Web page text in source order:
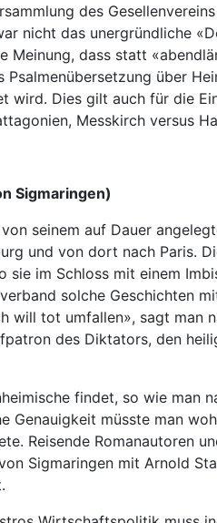
des
nicht das unergründliche
Meinung, dass statt
über
Dies gilt auch für die
Messkirch versus
Sigmaringen)
seinem auf Dauer
und von dort nach Paris.
sie im Schloss mit einem
solche Geschichten
will tot umfallen», sagt man
des Diktators, den
findet, so wie man
Genauigkeit müsste man
Reisende Romanautoren
Sigmaringen mit Arnold